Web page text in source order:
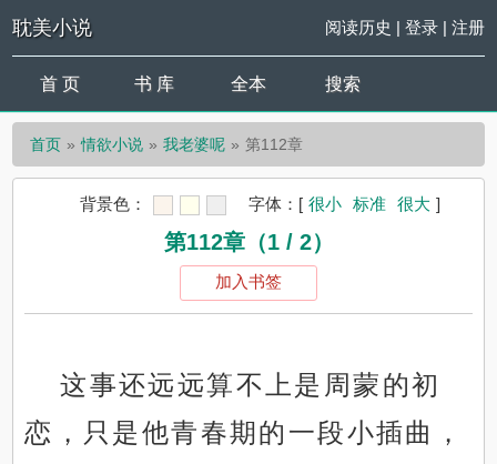
耽美小说 阅读历史 | 登录| 注册
首 页 书 库 全本 搜索
首页 情欲小说 我老婆呢 第112章
背景色： 字体： [ 很小 标准 很大 ]
第112章（1 / 2）
加入书签
这事还远远算不上是周蒙的初
恋，只是他青春期的一段小插曲，